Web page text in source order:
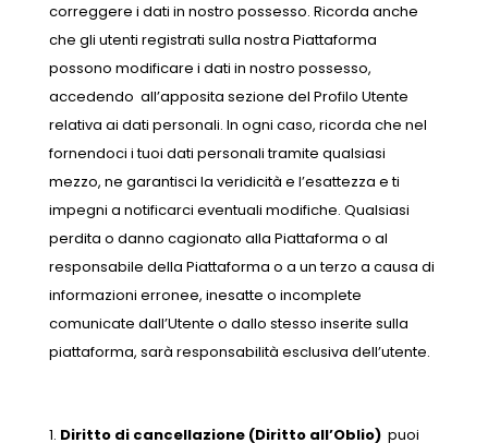
correggere i dati in nostro possesso. Ricorda anche
che gli utenti registrati sulla nostra Piattaforma
possono modificare i dati in nostro possesso,
accedendo all’apposita sezione del Profilo Utente
relativa ai dati personali. In ogni caso, ricorda che nel
fornendoci i tuoi dati personali tramite qualsiasi
mezzo, ne garantisci la veridicità e l’esattezza e ti
impegni a notificarci eventuali modifiche. Qualsiasi
perdita o danno cagionato alla Piattaforma o al
responsabile della Piattaforma o a un terzo a causa di
informazioni erronee, inesatte o incomplete
comunicate dall’Utente o dallo stesso inserite sulla
piattaforma, sarà responsabilità esclusiva dell’utente.
Diritto di cancellazione (Diritto all’Oblio) puoi